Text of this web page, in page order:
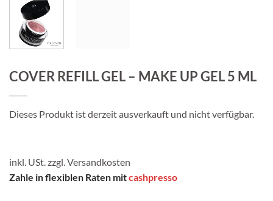
COVER REFILL GEL – MAKE UP GEL 5 ML
Dieses Produkt ist derzeit ausverkauft und nicht verfügbar.
inkl. USt. zzgl.Versandkosten
Zahle in flexiblen Raten mitcashpresso